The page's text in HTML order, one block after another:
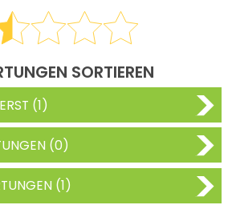
SORTIEREN
(1)
(0)
(1)